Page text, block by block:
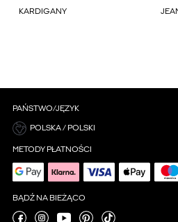
KARDIGANY
PAŃSTWO/JĘZYK
POLSKA / POLSKI
METODY PŁATNOŚCI
BĄDŹ NA BIEŻĄCO